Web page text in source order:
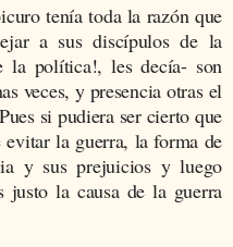
tenía toda la razón que
a sus discípulos de la
la política!, les decía- son
veces, y presencia otras el
si pudiera ser cierto que
la guerra, la forma de
y sus prejuicios y luego
justo la causa de la guerra